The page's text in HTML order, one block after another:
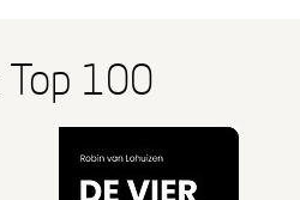
100